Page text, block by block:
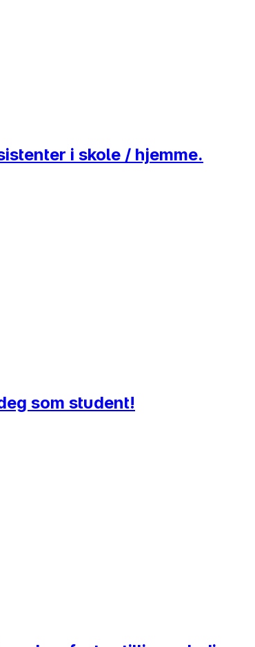
i skole / hjemme.
som student!